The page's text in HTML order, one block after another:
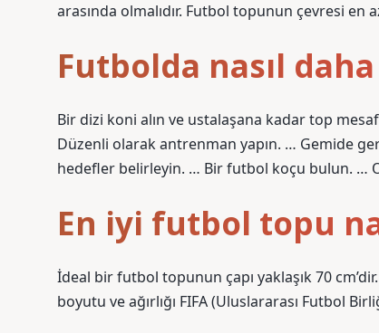
arasında olmalıdır. Futbol topunun çevresi en
Futbolda nasıl
Bir dizi koni alın ve ustalaşana kadar top
Düzenli olarak antrenman yapın. … Gemide
hedefler belirleyin. … Bir futbol koçu bulun. …
En iyi futbol topu
İdeal bir futbol topunun çapı yaklaşık 70
boyutu ve ağırlığı FIFA (Uluslararası Futbol